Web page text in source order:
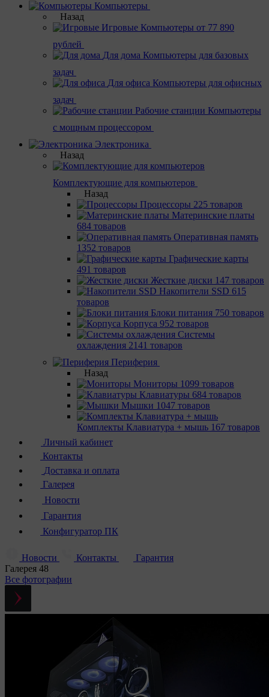
Компьютеры
Назад
Игровые Компьютеры от 77 890
рублей
Для дома Компьютеры для базовых
задач
Для офиса Компьютеры для офисных
задач
Рабочие станции Компьютеры
с мощным процессором
Электроника
Назад
Комплектующие для компьютеров
Назад
Процессоры 225 товаров
Материнcкие платы
684 товаров
Оперативная память
1352 товаров
Графические карты
491 товаров
Жесткие диски 147 товаров
Накопители SSD 615
товаров
Блоки питания 750 товаров
Корпуса 952 товаров
Системы
охлаждения 2141 товаров
Периферия
Назад
Мониторы 1099 товаров
Клавиатуры 684 товаров
Мышки 1047 товаров
Комплекты Клавиатура + мышь 167 товаров
Личный кабинет
Контакты
Доставка и оплата
Галерея
Новости
Гарантия
Конфигуратор ПК
Новости Контакты
Гарантия
Галерея 48
Все фотографии